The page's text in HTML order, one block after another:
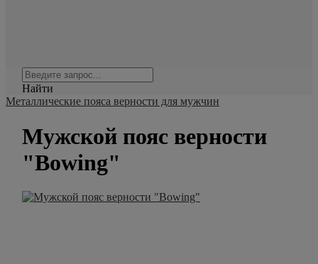
Найти
Металлические пояса верности для мужчин
Мужской пояс верности
"Bowing"